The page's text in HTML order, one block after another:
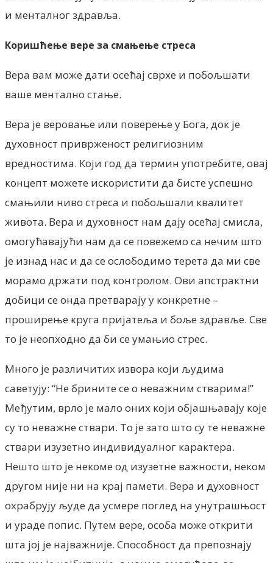
и менталног здравља.
Коришћење вере за смањење стреса
Вера вам може дати осећај сврхе и побољшати
ваше ментално стање.
Вера је веровање или поверење у Бога, док је
духовност приврженост религиозним
вредностима. Који год да термин употребите, овај
концепт можете искористити да бисте успешно
смањили ниво стреса и побољшали квалитет
живота. Вера и духовност нам дају осећај смисла,
омогућавајући нам да се повежемо са нечим што
је изнад нас и да се ослободимо терета да ми све
морамо држати под контролом. Ови апстрактни
добици се онда претварају у конкретне –
проширење круга пријатеља и боље здравље. Све
то је неопходно да би се умањио стрес.
Много је различитих извора који људима
саветују: “Не брините се о неважним стварима!”
Међутим, врло је мало оних који објашњавају које
су то неважне ствари. То је зато што су те неважне
ствари изузетно индивидуалног карактера.
Нешто што је некоме од изузетне важности, неком
другом није ни на крај памети. Вера и духовност
охрабрују људе да усмере поглед на унутрашњост
и ураде попис. Путем вере, особа може открити
шта јој је најважније. Способност да препознају